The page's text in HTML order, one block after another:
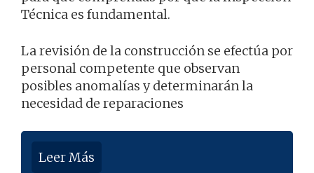
Técnica es fundamental.
La revisión de la construcción se efectúa por
personal competente que observan
posibles anomalías y determinarán la
necesidad de reparaciones
Leer Más